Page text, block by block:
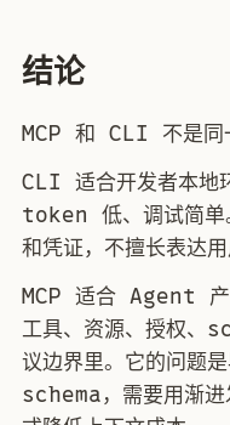
结论
MCP 和 CLI 不是同
CLI 适合开发者本地
token 低、调试简单
和凭证，不擅长表达
MCP 适合 Agent 产
工具、资源、授权、
议边界里。它的问题
schema，需要用渐